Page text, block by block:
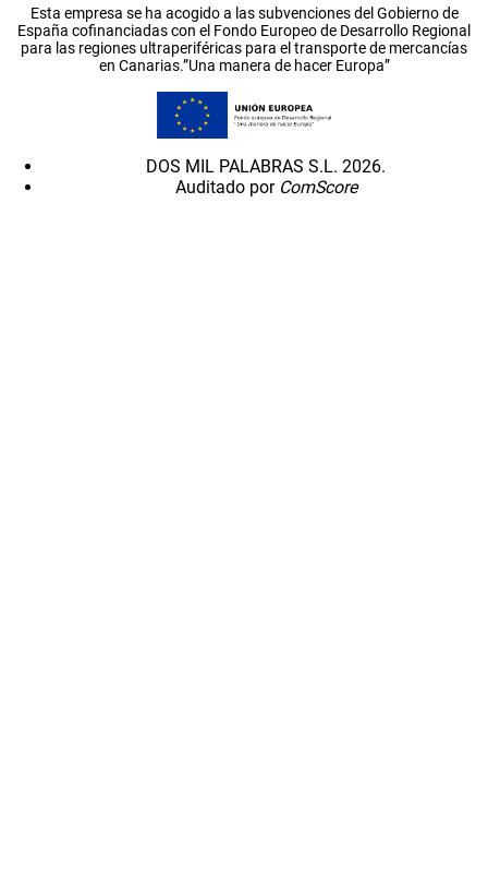
Esta empresa se ha acogido a las subvenciones del Gobierno de
España cofinanciadas con el Fondo Europeo de Desarrollo Regional
para las regiones ultraperiféricas para el transporte de mercancías
en Canarias.”Una manera de hacer Europa”
DOS MIL PALABRAS S.L. 2026.
Auditado por ComScore